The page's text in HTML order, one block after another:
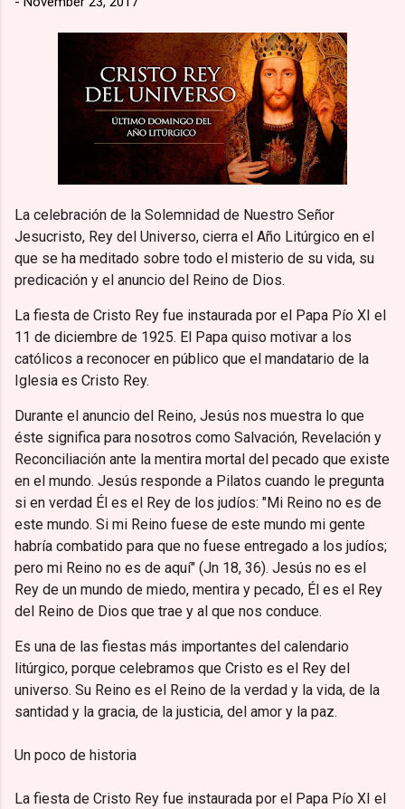
utilidades del negocio. Tradición de la empresa: Esta política
no es nueva; se ha mantenido intacta a nivel nacional desde
que se inaugur...
La celebración de la Solemnidad de Nuestro Señor
Jesucristo, Rey del Universo, cierra el Año Litúrgico en el
que se ha meditado sobre todo el misterio de su vida, su
predicación y el anuncio del Reino de Dios.
La fiesta de Cristo Rey fue instaurada por el Papa Pío XI el
11 de diciembre de 1925. El Papa quiso motivar a los
católicos a reconocer en público que el mandatario de la
Iglesia es Cristo Rey.
Durante el anuncio del Reino, Jesús nos muestra lo que
éste significa para nosotros como Salvación, Revelación y
Reconciliación ante la mentira mortal del pecado que existe
en el mundo. Jesús responde a Pilatos cuando le pregunta
si en verdad Él es el Rey de los judíos: "Mi Reino no es de
este mundo. Si mi Reino fuese de este mundo mi gente
habría combatido para que no fuese entregado a los judíos;
pero mi Reino no es de aquí" (Jn 18, 36). Jesús no es el
Rey de un mundo de miedo, mentira y pecado, Él es el Rey
del Reino de Dios que trae y al que nos conduce.
Es una de las fiestas más importantes del calendario
litúrgico, porque celebramos que Cristo es el Rey del
universo. Su Reino es el Reino de la verdad y la vida, de la
santidad y la gracia, de la justicia, del amor y la paz.
Un poco de historia
La fiesta de Cristo Rey fue instaurada por el Papa Pío XI el